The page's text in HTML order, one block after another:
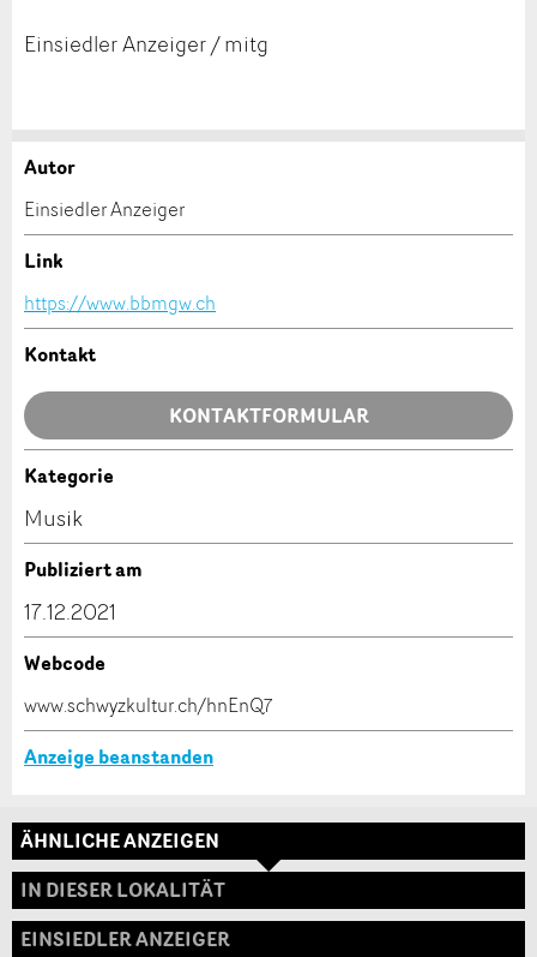
Einsiedler Anzeiger / mitg
Anzeige beanstanden
Ihr Feedback wird sehr geschätzt!
Allgemeines Feedback
Anzeige nicht mehr gültig
Nachricht
* Eingabe erforderlich
Zur Qualitätssicherung wird eine Kopie der E-Mail
an guidle übermittelt.
Anzeige weiterempfehlen
Empfehlen Sie diese Anzeige an Freunde weiter.
* Eingabe erforderlich
Schliessen
Autor
Einsiedler Anzeiger
Link
https://www.bbmgw.ch
Kontakt
KONTAKTFORMULAR
Kontakt
Verfassen Sie eine Nachricht für die Kontaktpersonen
Adresse
Kategorie
Musik
Publiziert am
17.12.2021
Webcode
www.schwyzkultur.ch/hnEnQ7
Anzeige beanstanden
ÄHNLICHE ANZEIGEN
IN DIESER LOKALITÄT
EINSIEDLER ANZEIGER